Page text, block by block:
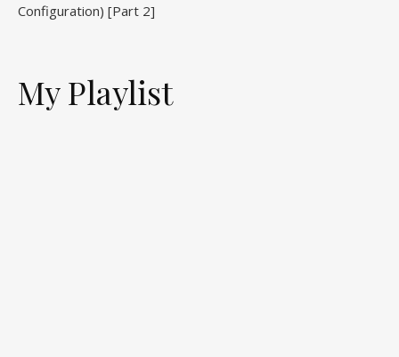
Configuration) [Part 2]
My Playlist